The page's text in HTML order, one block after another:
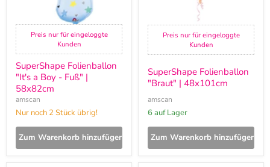
Preis nur für eingeloggte
Kunden
SuperShape Folienballon
"It's a Boy - Fuß" |
58x82cm
amscan
Nur noch 2 Stück übrig!
Zum Warenkorb hinzufügen
Preis nur für eingeloggte
Kunden
SuperShape Folienballon
"Braut" | 48x101cm
amscan
6 auf Lager
Zum Warenkorb hinzufügen